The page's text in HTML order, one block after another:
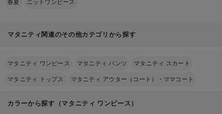
春夏 ニットワンピース
マタニティ関連のその他カテゴリから探す
マタニティ ワンピース マタニティ パンツ マタニティ スカート
マタニティ トップス マタニティ アウター（コート）・ママコート
カラーから探す（マタニティ ワンピース）